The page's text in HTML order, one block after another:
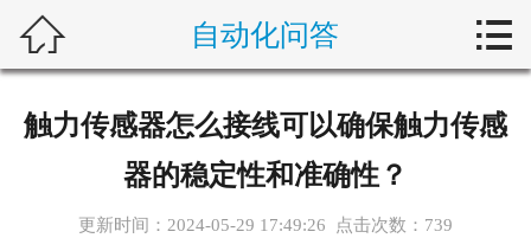
自动化问答
藤仓产品
 自动化问答 
触力传感器怎么接线可以确保触力传感
器的稳定性和准确性？
更新时间：2024-05-29 17:49:26 点击次数： 739